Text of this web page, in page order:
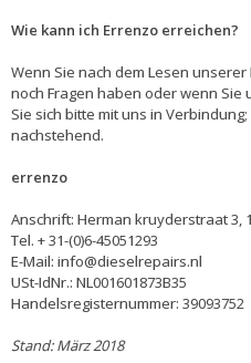
Wie kann ich Errenzo erreichen?
Wenn Sie nach dem Lesen
noch Fragen haben oder wenn
Sie sich bitte mit uns in
nachstehend.
errenzo
Anschrift: Herman kruyderstraat 3,
Tel. + 31-(0)6-45051293
E-Mail: info@dieselrepairs.nl
USt-IdNr.: NL001601873B35
Handelsregisternummer: 39093752
Stand: März 2018